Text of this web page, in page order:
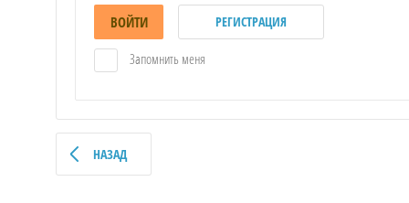
ВОЙТИ РЕГИСТРАЦИЯ
Запомнить меня
НАЗАД